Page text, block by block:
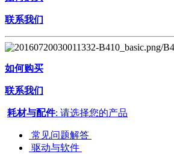
联系我们
如何购买
联系我们
耗材与配件: 请选择您的产品
常见问题解答
驱动与软件